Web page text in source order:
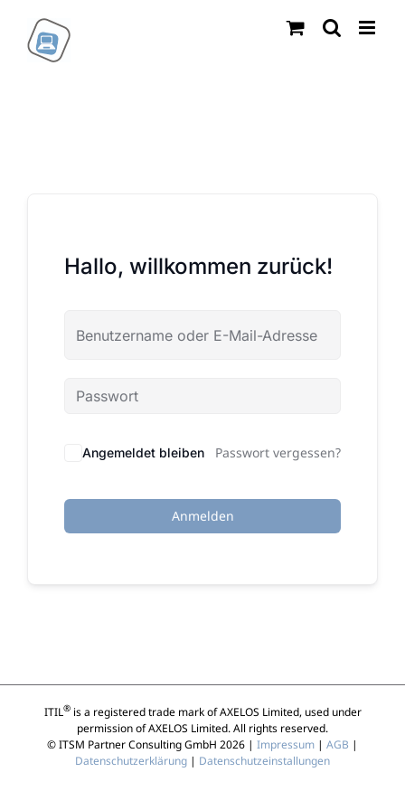
Inhalt
springen
Hallo, willkommen zurück!
Angemeldet bleiben Passwort vergessen?
Anmelden
ITIL®is a registered trade mark of AXELOS Limited, used under
permission of AXELOS Limited. All rights reserved.
© ITSM Partner Consulting GmbH 2026 | Impressum | AGB |
Datenschutzerklärung | Datenschutzeinstallungen